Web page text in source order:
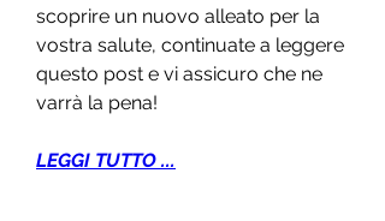
scoprire un nuovo alleato per la
vostra salute, continuate a leggere
questo post e vi assicuro che ne
varrà la pena!
LEGGI TUTTO ...